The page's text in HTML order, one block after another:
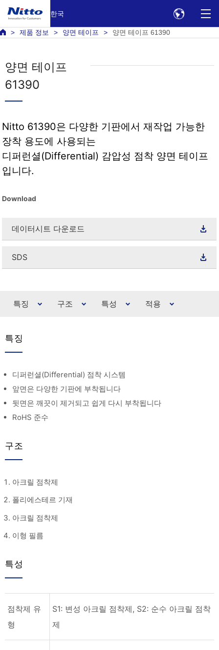
한국
제품 정보 양면 테이프 양면 테이프 61390
양면 테이프
61390
Nitto 61390은 다양한 기판에서 재작업 가능한
장착 용도에 사용되는
디퍼런셜(Differential) 감압성 점착 양면 테이프
입니다.
Download
데이터시트 다운로드
SDS
특징 구조 특성 적용
특징
디퍼런셜(Differential) 점착 시스템
앞면은 다양한 기판에 부착됩니다
뒷면은 깨끗이 제거되고 쉽게 다시 부착됩니다
RoHS 준수
구조
아크릴 점착제
폴리에스테르 기재
아크릴 점착제
이형 필름
특성
점착제 유
형
S1: 변성 아크릴 점착제, S2: 순수 아크릴 점착
제